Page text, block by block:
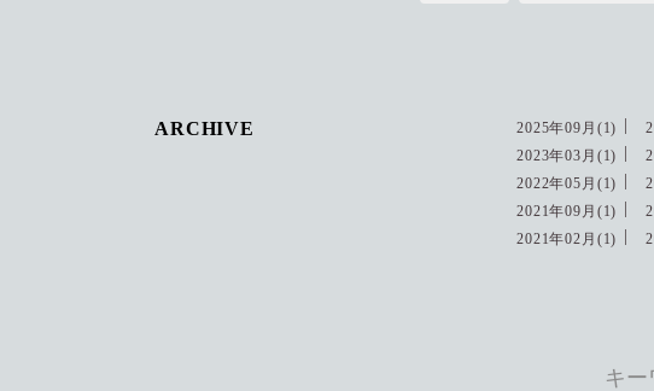
ARCHIVE 2025年09月(1)
2023年03月(1)
2022年05月(1)
2021年09月(1)
2021年02月(1)